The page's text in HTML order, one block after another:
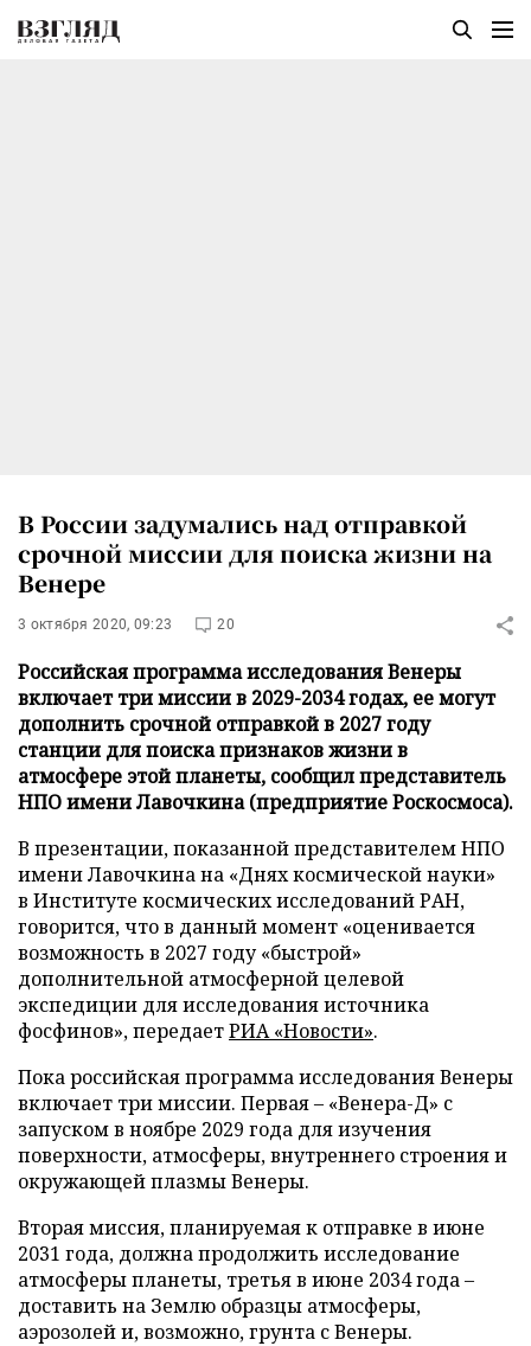
В России задумались над отправкой
срочной миссии для поиска жизни на
Венере
3 октября 2020, 09:23 20
Российская программа исследования Венеры
включает три миссии в 2029-2034 годах, ее могут
дополнить срочной отправкой в 2027 году
станции для поиска признаков жизни в
атмосфере этой планеты, сообщил представитель
НПО имени Лавочкина (предприятие Роскосмоса).
В презентации, показанной представителем НПО
имени Лавочкина на «Днях космической науки»
в Институте космических исследований РАН,
говорится, что в данный момент «оценивается
возможность в 2027 году «быстрой»
дополнительной атмосферной целевой
экспедиции для исследования источника
фосфинов», передаетРИА «Новости».
Пока российская программа исследования Венеры
включает три миссии. Первая – «Венера-Д» с
запуском в ноябре 2029 года для изучения
поверхности, атмосферы, внутреннего строения и
окружающей плазмы Венеры.
Вторая миссия, планируемая к отправке в июне
2031 года, должна продолжить исследование
атмосферы планеты, третья в июне 2034 года –
доставить на Землю образцы атмосферы,
аэрозолей и, возможно, грунта с Венеры.